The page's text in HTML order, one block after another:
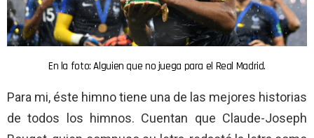
En la foto: Alguien que no juega para el Real Madrid.
Para mi, éste himno tiene una de las mejores historias
de todos los himnos. Cuentan que Claude-Joseph